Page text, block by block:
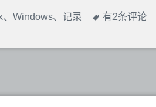
、Windows、记录
【多
Windows
有2条评论